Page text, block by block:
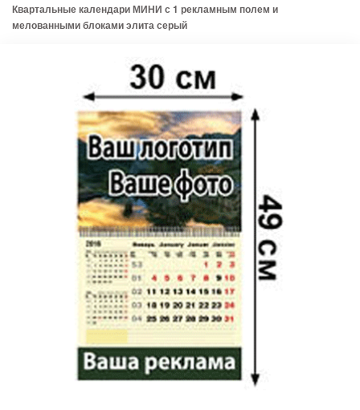
Квартальные календари МИНИ с 1 рекламным полем и
мелованными блоками элита серый